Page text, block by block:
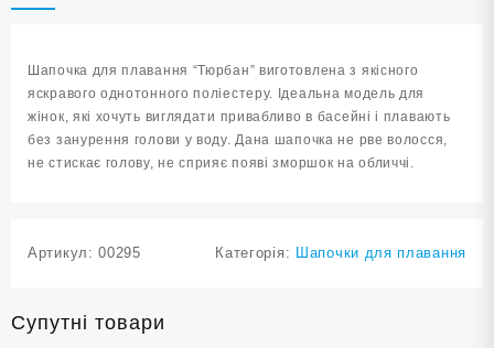
A
Шапочка для плавання “Тюрбан” виготовлена з якісного
яскравого однотонного поліестеру. Ідеальна модель для
жінок, які хочуть виглядати привабливо в басейні і плавають
без занурення голови у воду. Дана шапочка не рве волосся,
не стискає голову, не сприяє появі зморшок на обличчі.
Артикул:00295 Категорія: Шапочки для плавання
Супутні товари